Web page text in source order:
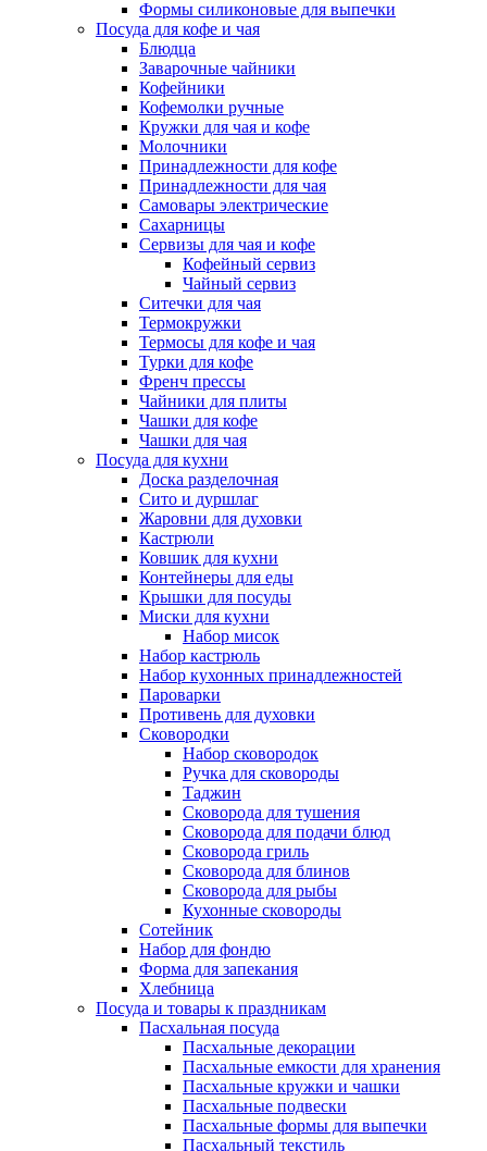
Формы силиконовые для выпечки
Посуда для кофе и чая
Блюдца
Заварочные чайники
Кофейники
Кофемолки ручные
Кружки для чая и кофе
Молочники
Принадлежности для кофе
Принадлежности для чая
Самовары электрические
Сахарницы
Сервизы для чая и кофе
Кофейный сервиз
Чайный сервиз
Ситечки для чая
Термокружки
Термосы для кофе и чая
Турки для кофе
Френч прессы
Чайники для плиты
Чашки для кофе
Чашки для чая
Посуда для кухни
Доска разделочная
Сито и дуршлаг
Жаровни для духовки
Кастрюли
Ковшик для кухни
Контейнеры для еды
Крышки для посуды
Миски для кухни
Набор мисок
Набор кастрюль
Набор кухонных принадлежностей
Пароварки
Противень для духовки
Сковородки
Набор сковородок
Ручка для сковороды
Таджин
Сковорода для тушения
Сковорода для подачи блюд
Сковорода гриль
Сковорода для блинов
Сковорода для рыбы
Кухонные сковороды
Сотейник
Набор для фондю
Форма для запекания
Хлебница
Посуда и товары к праздникам
Пасхальная посуда
Пасхальные декорации
Пасхальные емкости для хранения
Пасхальные кружки и чашки
Пасхальные подвески
Пасхальные формы для выпечки
Пасхальный текстиль